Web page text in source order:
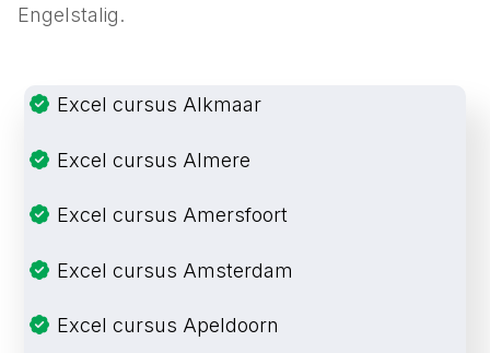
Engelstalig.
Excel cursus Alkmaar
Excel cursus Almere
Excel cursus Amersfoort
Excel cursus Amsterdam
Excel cursus Apeldoorn